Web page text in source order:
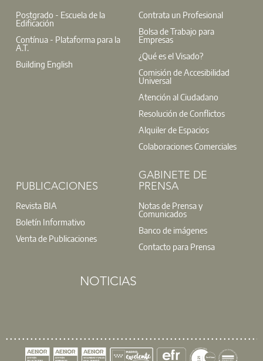
RH Asesores Improving y el Colegio han preparado una
Coraje para la Reinvención”. Infórmate. Será en el
Postgrado - Escuela de la
Edificación
Contínua - Plataforma para la
A.T.
Building English
Contrata un Profesional
Bolsa de Trabajo para
Empresas
¿Qué es el Visado?
Comisión de Accesibilidad
Universal
Atención al Ciudadano
Resolución de Conflictos
Alquiler de Espacios
Colaboraciones Comerciales
PUBLICACIONES
Revista BIA
Boletín Informativo
Venta de Publicaciones
GABINETE DE
PRENSA
Notas de Prensa y
Comunicados
Banco de imágenes
Contacto para Prensa
NOTICIAS